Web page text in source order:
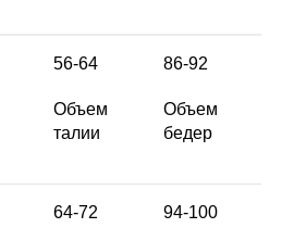
56-64
Объем
талии
86-92
Объем
бедер
64-72 94-100